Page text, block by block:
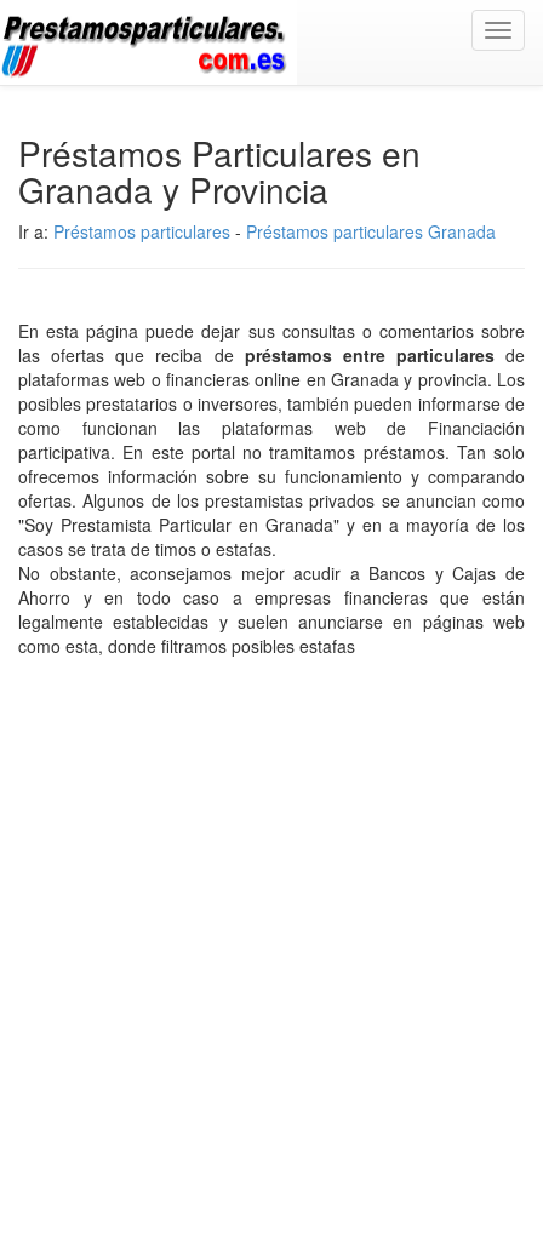
Préstamos Particulares en
Granada y Provincia
Ir a: Préstamos particulares - Préstamos particulares Granada
En esta página puede dejar sus consultas o comentarios sobre
las ofertas que reciba de préstamos entre particularesde
plataformas web o financieras online en Granada y provincia. Los
posibles prestatarios o inversores, también pueden informarse de
como funcionan las plataformas web de Financiación
participativa. En este portal no tramitamos préstamos. Tan solo
ofrecemos información sobre su funcionamiento y comparando
ofertas. Algunos de los prestamistas privados se anuncian como
"Soy Prestamista Particular en Granada" y en a mayoría de los
casos se trata de timos o estafas.
No obstante, aconsejamos mejor acudir a Bancos y Cajas de
Ahorro y en todo caso a empresas financieras que están
legalmente establecidas y suelen anunciarse en páginas web
como esta, donde filtramos posibles estafas